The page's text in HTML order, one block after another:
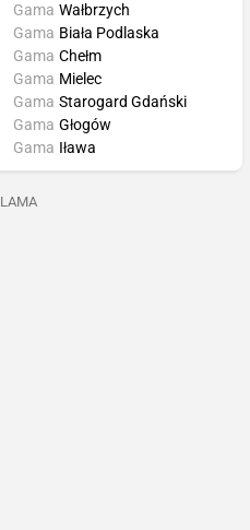
Gama Wałbrzych
Gama Biała Podlaska
Gama Chełm
Gama Mielec
Gama Starogard Gdański
Gama Głogów
Gama Iława